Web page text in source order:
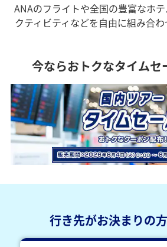
ANAのフライトや全国の豊富なホ
クティビティなどを自由に組み合
今ならおトクなタイムセ
行き先がお決まりの